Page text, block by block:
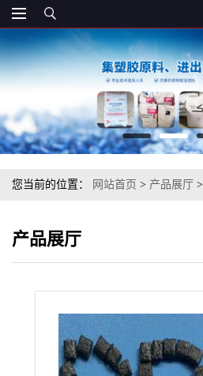
您当前的位置： 网站首页 > 产品展厅 >
产品展厅